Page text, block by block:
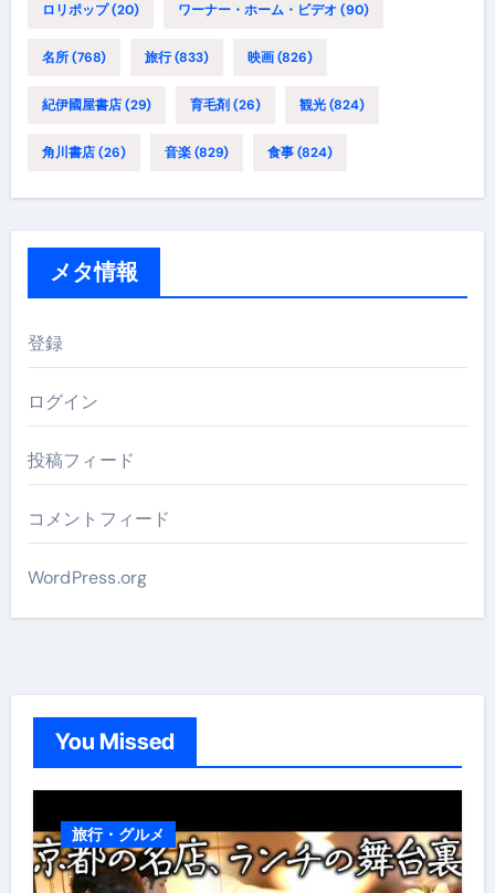
ロリポップ(20) ワーナー・ホーム・ビデオ (90)
名所(768) 旅行(833) 映画(826)
紀伊國屋書店(29) 育毛剤 (26) 観光(824)
角川書店(26) 音楽(829) 食事(824)
メタ情報
登録
ログイン
投稿フィード
コメントフィード
WordPress.org
You Missed
旅行・グルメ